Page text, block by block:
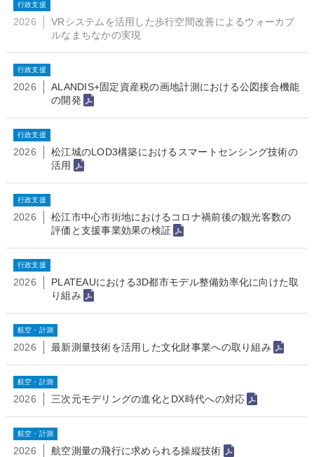
行政支援
2026
VRシステムを活用した歩行空間改善によるウォーカブ
ルなまちなかの実現
行政支援
2026
ALANDIS+固定資産税の画地計測における公図接合機能
の開発
行政支援
2026
松江城のLOD3構築におけるスマートセンシング技術の
活用
行政支援
2026
松江市中心市街地におけるコロナ禍前後の観光客数の
評価と支援事業効果の検証
行政支援
2026
PLATEAUにおける3D都市モデル整備効率化に向けた取
り組み
航空・計測
2026 最新測量技術を活用した文化財事業への取り組み
航空・計測
2026 三次元モデリングの進化とDX時代への対応
航空・計測
2026 航空測量の飛行に求められる操縦技術